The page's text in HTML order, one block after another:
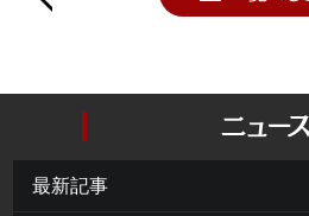
最新記事